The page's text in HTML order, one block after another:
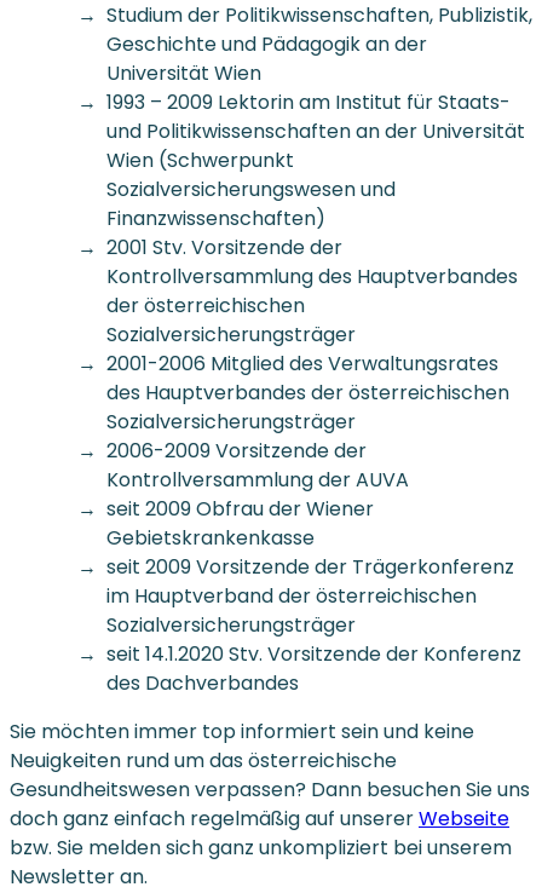
Studium der Politikwissenschaften, Publizistik,
Geschichte und Pädagogik an der
Universität Wien
1993 – 2009 Lektorin am Institut für Staats-
und Politikwissenschaften an der Universität
Wien (Schwerpunkt
Sozialversicherungswesen und
Finanzwissenschaften)
2001 Stv. Vorsitzende der
Kontrollversammlung des Hauptverbandes
der österreichischen
Sozialversicherungsträger
2001-2006 Mitglied des Verwaltungsrates
des Hauptverbandes der österreichischen
Sozialversicherungsträger
2006-2009 Vorsitzende der
Kontrollversammlung der AUVA
seit 2009 Obfrau der Wiener
Gebietskrankenkasse
seit 2009 Vorsitzende der Trägerkonferenz
im Hauptverband der österreichischen
Sozialversicherungsträger
seit 14.1.2020 Stv. Vorsitzende der Konferenz
des Dachverbandes
Sie möchten immer top informiert sein und keine
Neuigkeiten rund um das österreichische
Gesundheitswesen verpassen? Dann besuchen Sie uns
doch ganz einfach regelmäßig auf unsererWebseite
bzw. Sie melden sich ganz unkompliziert bei unserem
Newsletter an.